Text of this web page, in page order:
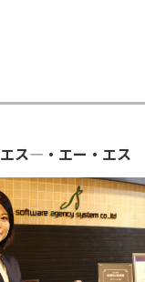
エス―・エー・エス